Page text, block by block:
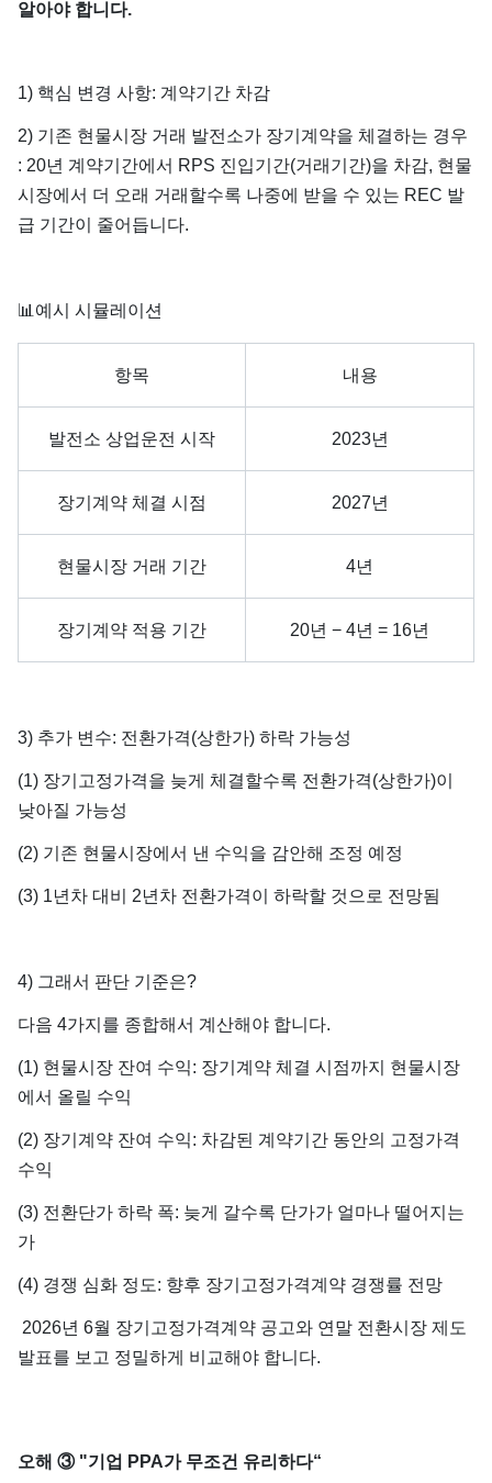
알아야 합니다.
1) 핵심 변경 사항: 계약기간 차감
2) 기존 현물시장 거래 발전소가 장기계약을 체결하는 경우
: 20년 계약기간에서 RPS 진입기간(거래기간)을 차감, 현물
시장에서 더 오래 거래할수록 나중에 받을 수 있는 REC 발
급 기간이 줄어듭니다.
📊 예시 시뮬레이션
항목 내용
발전소 상업운전 시작 2023년
장기계약 체결 시점 2027년
현물시장 거래 기간 4년
장기계약 적용 기간 20년 − 4년 = 16년
3) 추가 변수: 전환가격(상한가) 하락 가능성
(1) 장기고정가격을 늦게 체결할수록 전환가격(상한가)이
낮아질 가능성
(2) 기존 현물시장에서 낸 수익을 감안해 조정 예정
(3) 1년차 대비 2년차 전환가격이 하락할 것으로 전망됨
4) 그래서 판단 기준은?
다음 4가지를 종합해서 계산해야 합니다.
(1) 현물시장 잔여 수익: 장기계약 체결 시점까지 현물시장
에서 올릴 수익
(2) 장기계약 잔여 수익: 차감된 계약기간 동안의 고정가격
수익
(3) 전환단가 하락 폭: 늦게 갈수록 단가가 얼마나 떨어지는
가
(4) 경쟁 심화 정도: 향후 장기고정가격계약 경쟁률 전망
2026년 6월 장기고정가격계약 공고와 연말 전환시장 제도
발표를 보고 정밀하게 비교해야 합니다.
오해 ③ "기업 PPA가 무조건 유리하다“